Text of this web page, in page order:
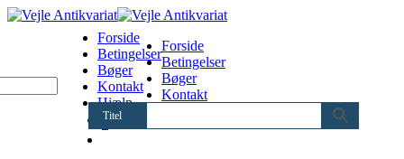
Titel
Forside
Betingelser
Bøger
Kontakt
Hjælp
Forside
Betingelser
Bøger
Kontakt